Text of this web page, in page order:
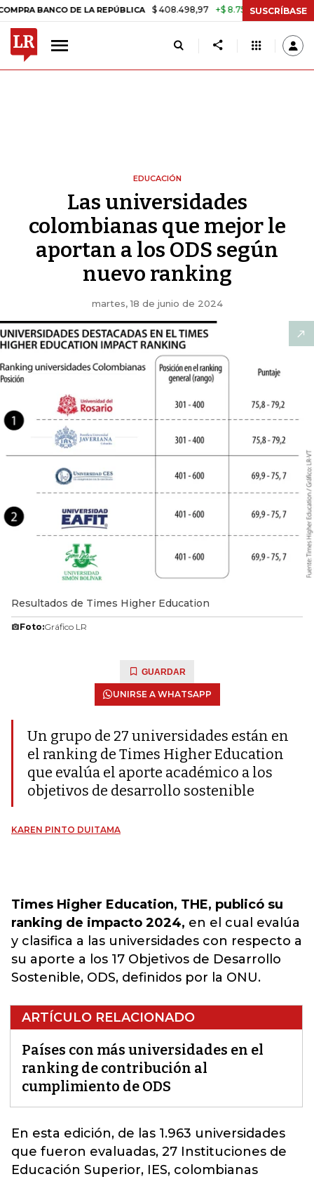
DE LA REPÚBLICA $ 408.498,97 +$ 8.753,81 +2,19% TASA DE
SUSCRÍBASE
EDUCACIÓN
Las universidades
colombianas que mejor le
aportan a los ODS según
nuevo ranking
martes, 18 de junio de 2024
Resultados de Times Higher Education
Foto:Gráfico LR
GUARDAR
UNIRSE A WHATSAPP
Un grupo de 27 universidades están en
el ranking de Times Higher Education
que evalúa el aporte académico a los
objetivos de desarrollo sostenible
KAREN PINTO DUITAMA
Times Higher Education, THE, publicó su
ranking de impacto 2024, en el cual evalúa
y clasifica a las universidades con respecto a
su aporte a los 17 Objetivos de Desarrollo
Sostenible, ODS, definidos por la ONU.
ARTÍCULO RELACIONADO
Países con más universidades en el
ranking de contribución al
cumplimiento de ODS
En esta edición, de las 1.963 universidades
que fueron evaluadas, 27 Instituciones de
Educación Superior, IES, colombianas